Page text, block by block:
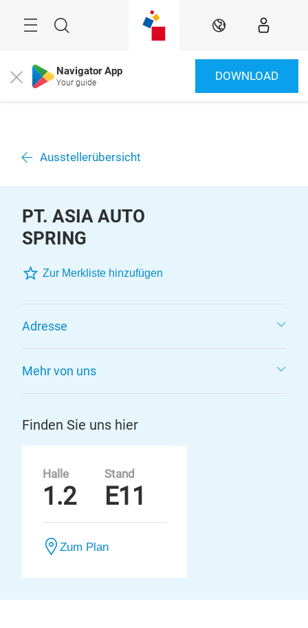
Suche DE
Close Navigator App
Your guide DOWNLOAD
Ausstellerübersicht
PT. ASIA AUTO
SPRING
Zur Merkliste hinzufügen
Adresse
Mehr von uns
Finden Sie uns hier
Halle
1.2
Stand
E11
Zum Plan